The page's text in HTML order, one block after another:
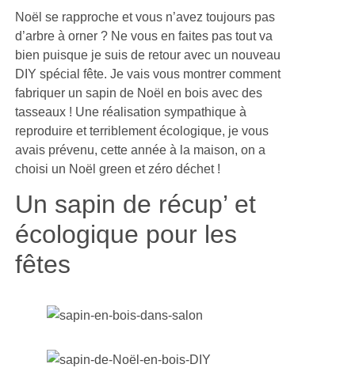
Noël se rapproche et vous n’avez toujours pas
d’arbre à orner ? Ne vous en faites pas tout va
bien puisque je suis de retour avec un nouveau
DIY spécial fête. Je vais vous montrer comment
fabriquer un sapin de Noël en bois avec des
tasseaux ! Une réalisation sympathique à
reproduire et terriblement écologique, je vous
avais prévenu, cette année à la maison, on a
choisi un Noël green et zéro déchet !
Un sapin de récup’ et
écologique pour les
fêtes